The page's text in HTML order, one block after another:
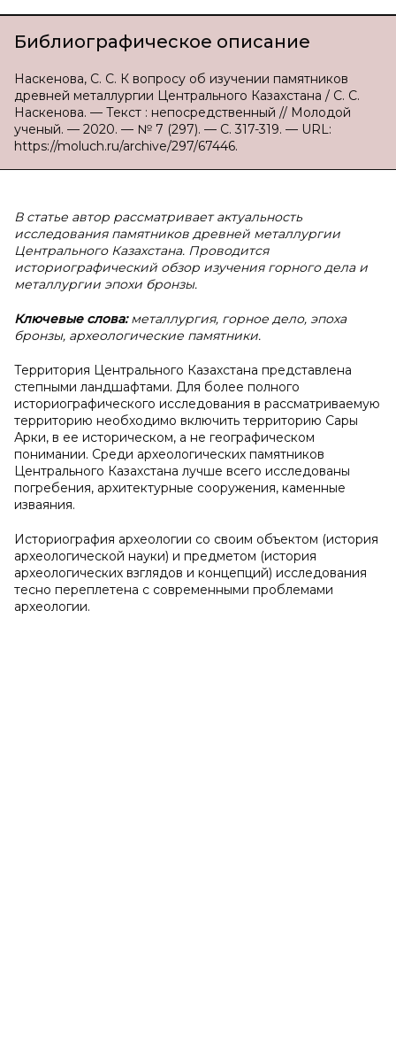
Библиографическое описание
Наскенова, С. С. К вопросу об изучении памятников
древней металлургии Центрального Казахстана / С. С.
Наскенова. — Текст : непосредственный // Молодой
ученый. — 2020. — № 7 (297). — С. 317-319. — URL:
https://moluch.ru/archive/297/67446.
В статье автор рассматривает актуальность
исследования памятников древней металлургии
Центрального Казахстана. Проводится
историографический обзор изучения горного дела и
металлургии эпохи бронзы.
Ключевые слова:металлургия, горное дело, эпоха
бронзы, археологические памятники.
Территория Центрального Казахстана представлена
степными ландшафтами. Для более полного
историографического исследования в рассматриваемую
территорию необходимо включить территорию Сары
Арки, в ее историческом, а не географическом
понимании. Среди археологических памятников
Центрального Казахстана лучше всего исследованы
погребения, архитектурные сооружения, каменные
изваяния.
Историография археологии со своим объектом (история
археологической науки) и предметом (история
археологических взглядов и концепций) исследования
тесно переплетена с современными проблемами
археологии.